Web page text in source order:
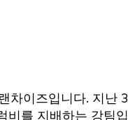
차이즈입니다. 지난 3
비를 지배하는 강팀입